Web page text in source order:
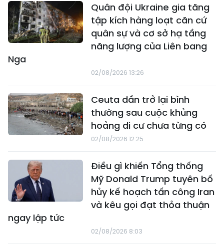
Quân đội Ukraine gia tăng
tập kích hàng loạt căn cứ
quân sự và cơ sở hạ tầng
năng lượng của Liên bang
Nga
02/08/2026 13:26
Ceuta dần trở lại bình
thường sau cuộc khủng
hoảng di cư chưa từng có
02/08/2026 12:25
Điều gì khiến Tổng thống
Mỹ Donald Trump tuyên bố
hủy kế hoạch tấn công Iran
và kêu gọi đạt thỏa thuận
ngay lập tức
02/08/2026 8:03